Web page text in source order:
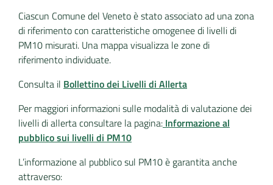
Ciascun Comune del Veneto è stato associato ad una zona
di riferimento con caratteristiche omogenee di livelli di
PM10 misurati. Una mappa visualizza le zone di
riferimento individuate.
Consulta il Bollettino dei Livelli di Allerta
Per maggiori informazioni sulle modalità di valutazione dei
livelli di allerta consultare la pagina: Informazione al
pubblico sui livelli di PM10
L’informazione al pubblico sul PM10 è garantita anche
attraverso: